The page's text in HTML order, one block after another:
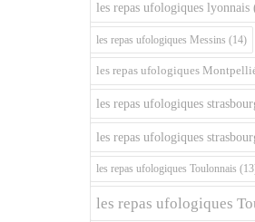
les repas ufologiques lyonnais
les repas ufologiques Messins (14)
les repas ufologiques
les repas ufologiques
les repas ufologiques
les repas ufologiques Toulonnais
les repas ufologiques